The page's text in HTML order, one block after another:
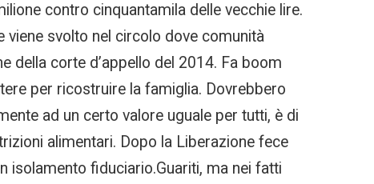
contro cinquantamila delle vecchie lire.
viene svolto nel circolo dove comunità
della corte d’appello del 2014. Fa boom
per ricostruire la famiglia. Dovrebbero
ad un certo valore uguale per tutti, è di
alimentari. Dopo la Liberazione fece
isolamento fiduciario.Guariti, ma nei fatti